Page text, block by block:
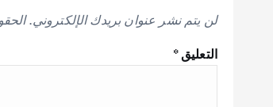
لن يتم نشر عنوان بريدك الإلكتروني.
التعليق*